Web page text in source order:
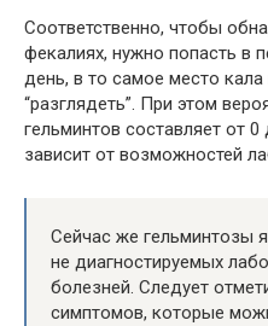
Соответственно, чтобы
фекалиях, нужно попасть в
день, в то самое место
“разглядеть”. При этом
гельминтов составляет от
зависит от возможностей
Сейчас же гельминтозы
не диагностируемых
болезней. Следует
симптомов, которые